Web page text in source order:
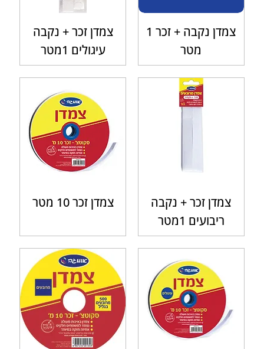
צמדן נקבה + זכר 1
מטר
צמדן זכר + נקבה
עיגולים 1מטר
צמדן זכר + נקבה
ריבועים 1מטר
צמדן זכר 10 מטר